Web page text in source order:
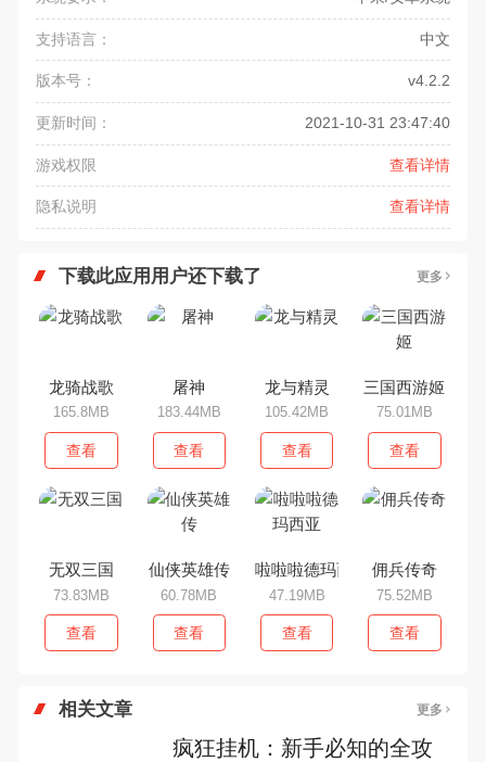
支持语言： 中文
版本号： v4.2.2
更新时间： 2021-10-31 23:47:40
游戏权限 查看详情
隐私说明 查看详情
下载此应用用户还下载了 更多
龙骑战歌
165.8MB
查看
屠神
183.44MB
查看
龙与精灵
105.42MB
查看
三国西游姬
75.01MB
查看
无双三国
73.83MB
查看
仙侠英雄传
60.78MB
查看
啦啦啦德玛西亚
47.19MB
查看
佣兵传奇
75.52MB
查看
相关文章 更多
疯狂挂机：新手必知的全攻